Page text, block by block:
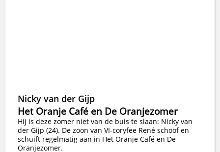
Nicky van der Gijp
Het Oranje Café en De Oranjezomer
Hij is deze zomer niet van de buis te slaan: Nicky van
der Gijp (24). De zoon van VI-coryfee René schoof en
schuift regelmatig aan in Het Oranje Café en De
Oranjezomer.